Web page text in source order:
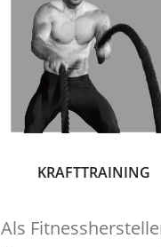
KRAFTTRAINING
Als